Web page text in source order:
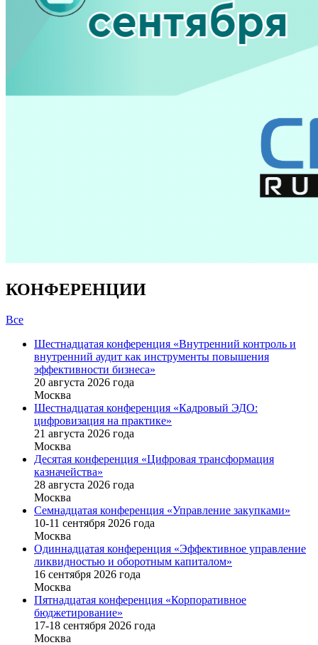
КОНФЕРЕНЦИИ
Все
Шестнадцатая конференция «Внутренний контроль и
внутренний аудит как инструменты повышения
эффективности бизнеса»
20 августа 2026 года
Москва
Шестнадцатая конференция «Кадровый ЭДО:
цифровизация на практике»
21 августа 2026 года
Москва
Десятая конференция «Цифровая трансформация
казначейства»
28 августа 2026 года
Москва
Семнадцатая конференция «Управление закупками»
10-11 сентября 2026 года
Москва
Одиннадцатая конференция «Эффективное управление
ликвидностью и оборотным капиталом»
16 cентября 2026 года
Москва
Пятнадцатая конференция «Корпоративное
бюджетирование»
17-18 сентября 2026 года
Москва